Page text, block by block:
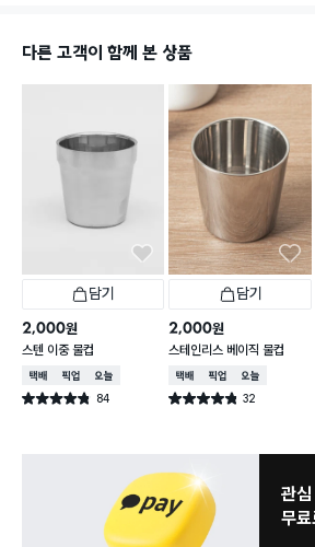
다른 고객이 함께 본 상품
담기
2,000원
스텐 이중 물컵
택배배송매장픽업오늘배송
별점 4.8점 84
건 작성
담기
2,000원
스테인리스 베이직 물컵
택배배송매장픽업오늘배송
별점 4.8점 32
건 작성
관심 있는 신상 입고
무료로 알림 받기